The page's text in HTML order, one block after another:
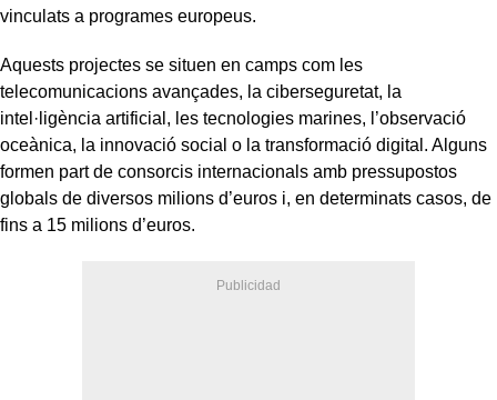
vinculats a programes europeus.
Aquests projectes se situen en camps com les
telecomunicacions avançades, la ciberseguretat, la
intel·ligència artificial, les tecnologies marines, l’observació
oceànica, la innovació social o la transformació digital. Alguns
formen part de consorcis internacionals amb pressupostos
globals de diversos milions d’euros i, en determinats casos, de
fins a 15 milions d’euros.